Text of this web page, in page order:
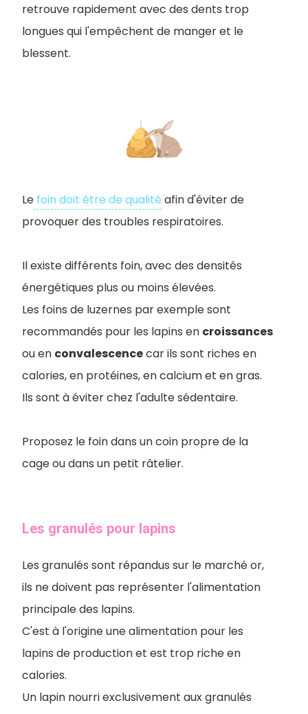
retrouve rapidement avec des dents trop
longues qui l'empêchent de manger et le
blessent.
Le foin doit être de qualité afin d'éviter de
provoquer des troubles respiratoires.
Il existe différents foin, avec des densités
énergétiques plus ou moins élevées.
Les foins de luzernes par exemple sont
recommandés pour les lapins en croissances
ou en convalescencecar ils sont riches en
calories, en protéines, en calcium et en gras.
Ils sont à éviter chez l'adulte sédentaire.
Proposez le foin dans un coin propre de la
cage ou dans un petit râtelier.
Les granulés pour lapins
Les granulés sont répandus sur le marché or,
ils ne doivent pas représenter l'alimentation
principale des lapins.
C'est à l'origine une alimentation pour les
lapins de production et est trop riche en
calories.
Un lapin nourri exclusivement aux granulés